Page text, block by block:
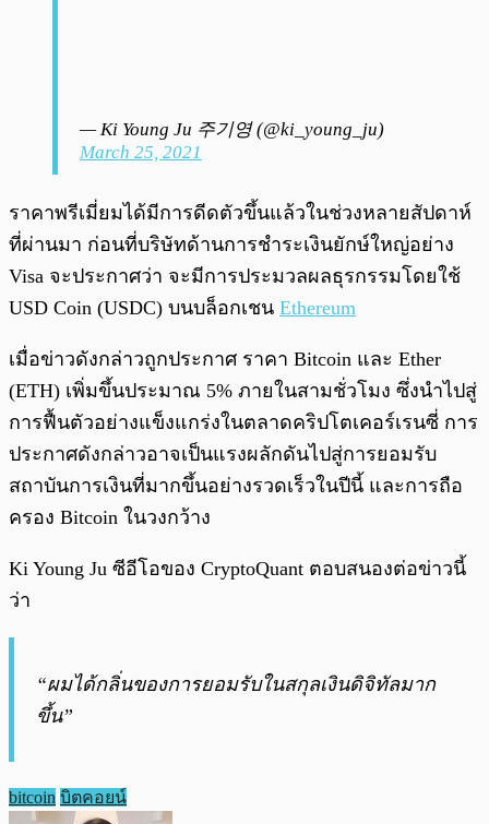
— Ki Young Ju 주기영 (@ki_young_ju)
March 25, 2021
ราคาพรีเมี่ยมได้มีการดีดตัวขึ้นแล้วในช่วงหลายสัปดาห์
ที่ผ่านมา ก่อนที่บริษัทด้านการชำระเงินยักษ์ใหญ่อย่าง
Visa จะประกาศว่า จะมีการประมวลผลธุรกรรมโดยใช้
USD Coin (USDC) บนบล็อกเชน Ethereum
เมื่อข่าวดังกล่าวถูกประกาศ ราคา Bitcoin และ Ether
(ETH) เพิ่มขึ้นประมาณ 5% ภายในสามชั่วโมง ซึ่งนำไปสู่
การฟื้นตัวอย่างแข็งแกร่งในตลาดคริปโตเคอร์เรนซี่ การ
ประกาศดังกล่าวอาจเป็นแรงผลักดันไปสู่การยอมรับ
สถาบันการเงินที่มากขึ้นอย่างรวดเร็วในปีนี้ และการถือ
ครอง Bitcoin ในวงกว้าง
Ki Young Ju ซีอีโอของ CryptoQuant ตอบสนองต่อข่าวนี้
ว่า
“ผมได้กลิ่นของการยอมรับในสกุลเงินดิจิทัลมาก
ขึ้น”
bitcoin บิตคอยน์